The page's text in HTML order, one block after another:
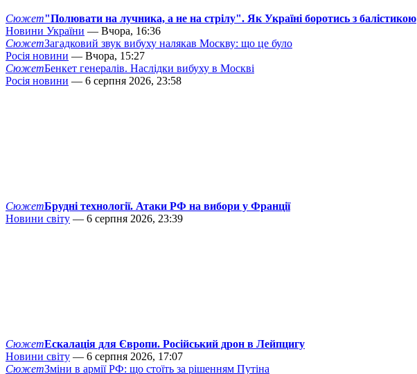
Сюжет"Полювати на лучника, а не на стрілу". Як Україні боротись з балістикою
Новини України — Вчора, 16:36
СюжетЗагадковий звук вибуху налякав Москву: що це було
Росія новини — Вчора, 15:27
СюжетБенкет генералів. Наслідки вибуху в Москві
Росія новини — 6 серпня 2026, 23:58
СюжетБрудні технології. Атаки РФ на вибори у Франції
Новини світу — 6 серпня 2026, 23:39
СюжетЕскалація для Європи. Російський дрон в Лейпцигу
Новини світу — 6 серпня 2026, 17:07
СюжетЗміни в армії РФ: що стоїть за рішенням Путіна